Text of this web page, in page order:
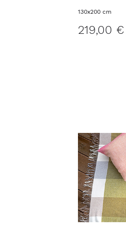
130x200 cm
219,00 €